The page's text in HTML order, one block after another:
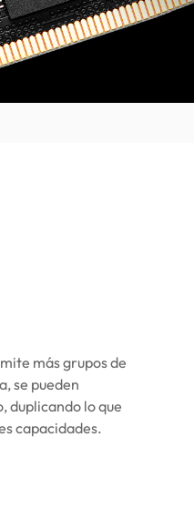
más grupos de
se pueden
duplicando lo que
capacidades.